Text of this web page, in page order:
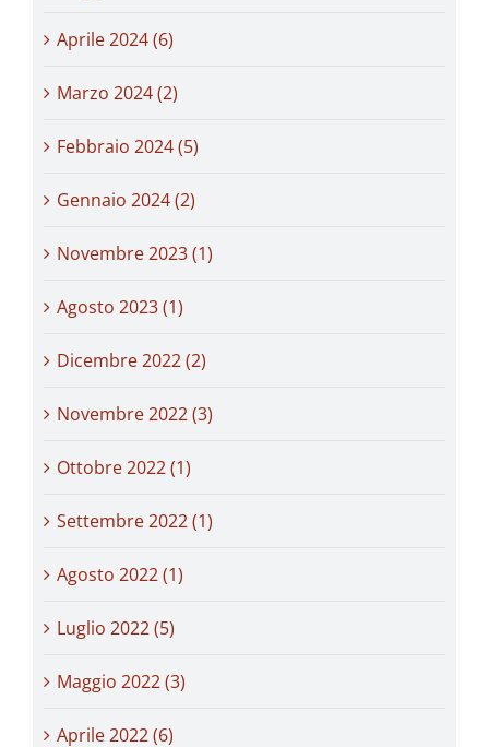
Aprile 2024 (6)
Marzo 2024 (2)
Febbraio 2024 (5)
Gennaio 2024 (2)
Novembre 2023 (1)
Agosto 2023 (1)
Dicembre 2022 (2)
Novembre 2022 (3)
Ottobre 2022 (1)
Settembre 2022 (1)
Agosto 2022 (1)
Luglio 2022 (5)
Maggio 2022 (3)
Aprile 2022 (6)